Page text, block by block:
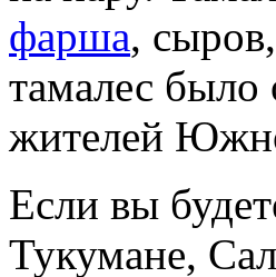
фарша,
тамалес
жителей
Если вы
Тукумане,